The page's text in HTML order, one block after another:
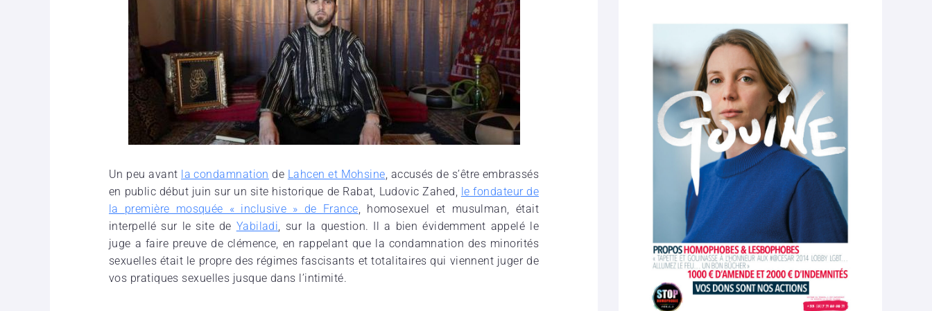
Un peu avant la condamnation de Lahcen et Mohsine, accusés de s’être embrassés
en public début juin sur un site historique de Rabat, Ludovic Zahed, le fondateur de
la première mosquée « inclusive » de France, homosexuel et musulman, était
interpellé sur le site de Yabiladi, sur la question. Il a bien évidemment appelé le
juge a faire preuve de clémence, en rappelant que la condamnation des minorités
sexuelles était le propre des régimes fascisants et totalitaires qui viennent juger de
vos pratiques sexuelles jusque dans l’intimité.